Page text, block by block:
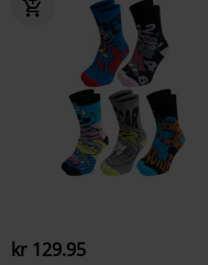
kr 129.95